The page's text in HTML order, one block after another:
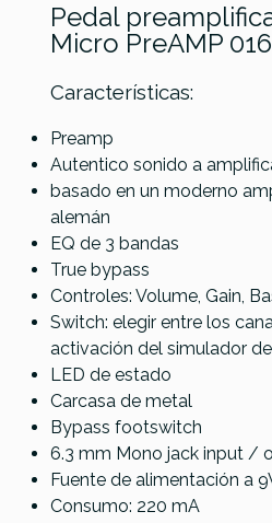
Pedal
Micro PreAMP
Características:
Preamp
Autentico sonido a
basado en un moderno
alemán
EQ de 3 bandas
True bypass
Controles: Volume, Gain,
Switch: elegir entre los
activación del simulador
LED de estado
Carcasa de metal
Bypass footswitch
6.3 mm Mono jack input /
Fuente de alimentación a
Consumo: 220 mA
Referencia
Mooer
Effects
Cab X2
EarthQuaker
Box
No hay características